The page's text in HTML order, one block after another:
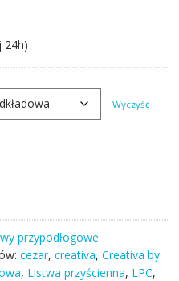
24h)
Wyczyść
przypodłogowe
cezar, creativa, Creativa by
, Listwa przyścienna, LPC,